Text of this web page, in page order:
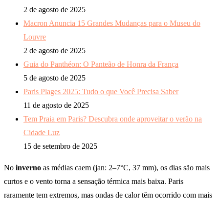
2 de agosto de 2025
Macron Anuncia 15 Grandes Mudanças para o Museu do
Louvre
2 de agosto de 2025
Guia do Panthéon: O Panteão de Honra da França
5 de agosto de 2025
Paris Plages 2025: Tudo o que Você Precisa Saber
11 de agosto de 2025
Tem Praia em Paris? Descubra onde aproveitar o verão na
Cidade Luz
15 de setembro de 2025
No inverno as médias caem (jan: 2–7°C, 37 mm), os dias são mais
curtos e o vento torna a sensação térmica mais baixa. Paris
raramente tem extremos, mas ondas de calor têm ocorrido com mais